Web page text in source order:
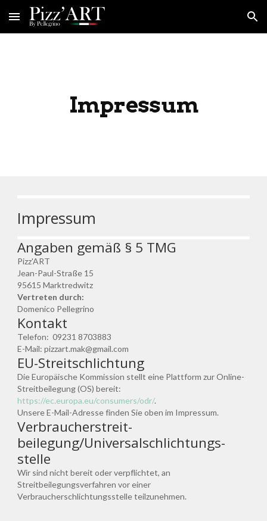
Skip to main content Skip to navigation
Impressum
Impressum
Angaben gemäß § 5 TMG
Pizz'ART
Jean-Paul-Straße 15
95615 Marktredwitz
Vertreten durch:
Domenico Pellegrino
Kontakt
Telefon: 09231 8703883
E-Mail: pizzart.mak@gmail.com
EU-Streitschlichtung
Die Europäische Kommission stellt eine Plattform zur Online-
Streitbeilegung (OS) bereit:
https://ec.europa.eu/consumers/odr/.
Unsere E-Mail-Adresse finden Sie oben im Impressum.
Verbraucher­streit­
beilegung/Universal­schlichtungs­
stelle
Wir sind nicht bereit oder verpflichtet, an
Streitbeilegungsverfahren vor einer
Verbraucherschlichtungsstelle teilzunehmen.